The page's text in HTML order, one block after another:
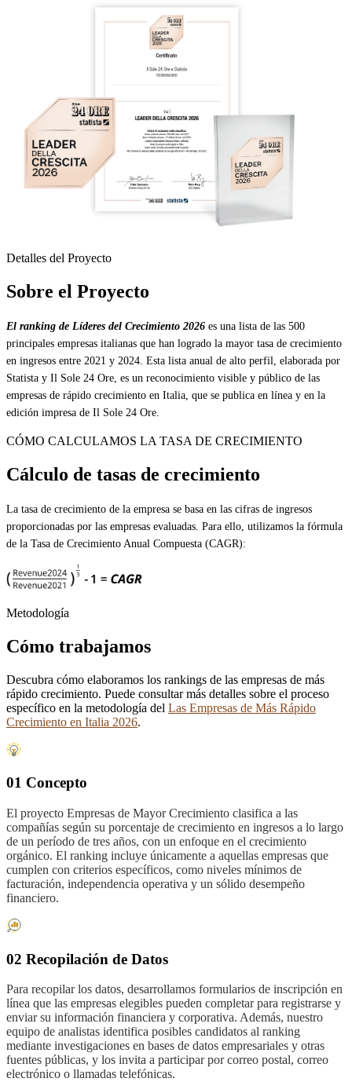
Detalles del Proyecto
Sobre el Proyecto
El ranking de Líderes del Crecimiento 2026 es una lista de las 500
principales empresas italianas que han logrado la mayor tasa de crecimiento
en ingresos entre 2021 y 2024. Esta lista anual de alto perfil, elaborada por
Statista y Il Sole 24 Ore, es un reconocimiento visible y público de las
empresas de rápido crecimiento en Italia, que se publica en línea y en la
edición impresa de Il Sole 24 Ore.
CÓMO CALCULAMOS LA TASA DE CRECIMIENTO
Cálculo de tasas de crecimiento
La tasa de crecimiento de la empresa se basa en las cifras de ingresos
proporcionadas por las empresas evaluadas. Para ello, utilizamos la fórmula
de la Tasa de Crecimiento Anual Compuesta (CAGR):
Metodología
Cómo trabajamos
Descubra cómo elaboramos los rankings de las empresas de más
rápido crecimiento. Puede consultar más detalles sobre el proceso
específico en la metodología del Las Empresas de Más Rápido
Crecimiento en Italia 2026.
01 Concepto
El proyecto Empresas de Mayor Crecimiento clasifica a las
compañías según su porcentaje de crecimiento en ingresos a lo largo
de un período de tres años, con un enfoque en el crecimiento
orgánico. El ranking incluye únicamente a aquellas empresas que
cumplen con criterios específicos, como niveles mínimos de
facturación, independencia operativa y un sólido desempeño
financiero.
02 Recopilación de Datos
Para recopilar los datos, desarrollamos formularios de inscripción en
línea que las empresas elegibles pueden completar para registrarse y
enviar su información financiera y corporativa. Además, nuestro
equipo de analistas identifica posibles candidatos al ranking
mediante investigaciones en bases de datos empresariales y otras
fuentes públicas, y los invita a participar por correo postal, correo
electrónico o llamadas telefónicas.